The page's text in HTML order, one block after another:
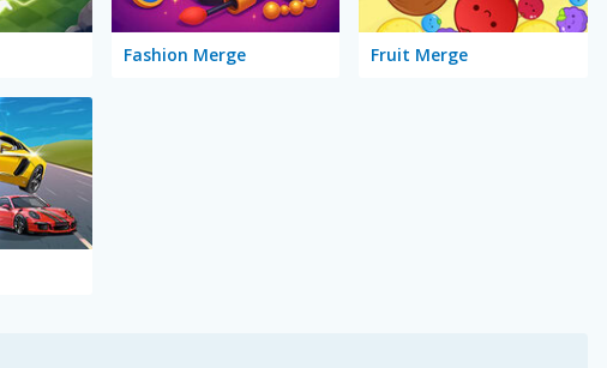
Fashion Merge Fruit Merge